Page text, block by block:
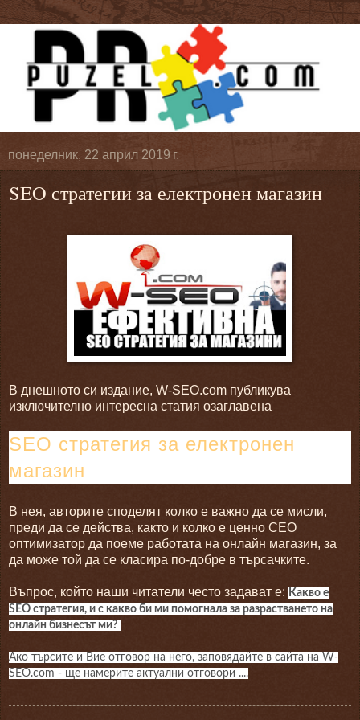
понеделник, 22 април 2019 г.
SEO стратегии за електронен магазин
В днешното си издание, W-SEO.com публикува
изключително интересна статия озаглавена
SEO стратегия за електронен
магазин
В нея, авторите споделят колко е важно да се мисли,
преди да се действа, както и колко е ценно СЕО
оптимизатор да поеме работата на онлайн магазин, за
да може той да се класира по-добре в търсачките.
Въпрос, който наши читатели често задават е: Какво е
SEO стратегия, и с какво би ми помогнала за разрастването на
онлайн бизнесът ми?
Ако търсите и Вие отговор на него, заповядайте в сайта на W-
SEO.com - ще намерите актуални отговори ....